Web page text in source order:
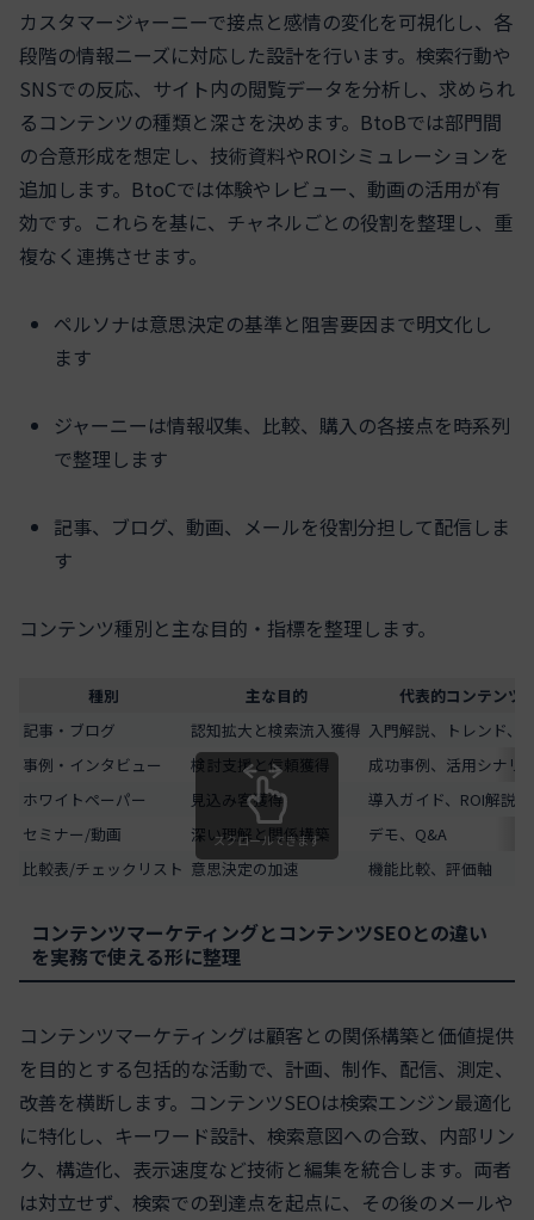
カスタマージャーニーで接点と感情の変化を可視化し、各
段階の情報ニーズに対応した設計を行います。検索行動や
SNSでの反応、サイト内の閲覧データを分析し、求められ
るコンテンツの種類と深さを決めます。BtoBでは部門間
の合意形成を想定し、技術資料やROIシミュレーションを
追加します。BtoCでは体験やレビュー、動画の活用が有
効です。これらを基に、チャネルごとの役割を整理し、重
複なく連携させます。
ペルソナは意思決定の基準と阻害要因まで明文化し
ます
ジャーニーは情報収集、比較、購入の各接点を時系列
で整理します
記事、ブログ、動画、メールを役割分担して配信しま
す
コンテンツ種別と主な目的・指標を整理します。
種別 主な目的
代表的コンテンツ
記事・ブログ
認知拡大と検索流入獲得 入門解説、トレンド、
事例・インタビュー
検討支援と信頼獲得
成功事例、活用シナリ
ホワイトペーパー
見込み客獲得
導入ガイド、ROI解説
セミナー/動画
深い理解と関係構築
デモ、Q&A
比較表/チェックリスト 意思決定の加速 機能比較、評価軸
スクロールできます
コンテンツマーケティングとコンテンツSEOとの違い
を実務で使える形に整理
コンテンツマーケティングは顧客との関係構築と価値提供
を目的とする包括的な活動で、計画、制作、配信、測定、
改善を横断します。コンテンツSEOは検索エンジン最適化
に特化し、キーワード設計、検索意図への合致、内部リン
ク、構造化、表示速度など技術と編集を統合します。両者
は対立せず、検索での到達点を起点に、その後のメールや